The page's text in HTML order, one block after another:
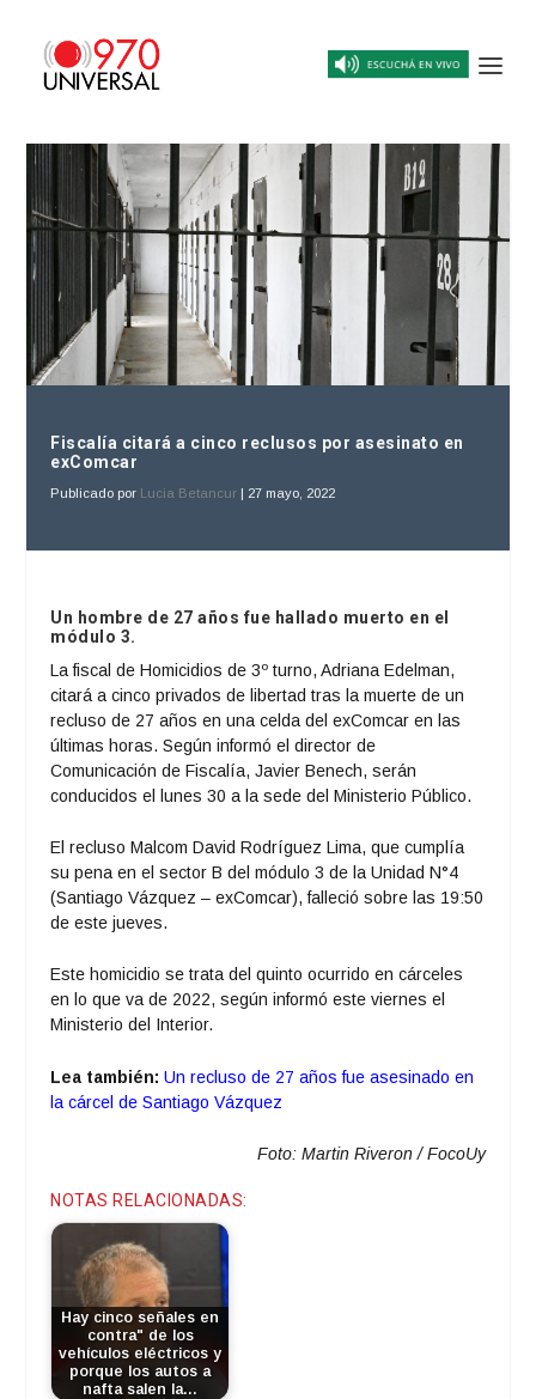
Fiscalía citará a cinco reclusos por asesinato en
exComcar
Publicado por Lucia Betancur | 27 mayo, 2022
Un hombre de 27 años fue hallado muerto en el
módulo 3.
La fiscal de Homicidios de 3º turno, Adriana Edelman,
citará a cinco privados de libertad tras la muerte de un
recluso de 27 años en una celda del exComcar en las
últimas horas. Según informó el director de
Comunicación de Fiscalía, Javier Benech, serán
conducidos el lunes 30 a la sede del Ministerio Público.
El recluso Malcom David Rodríguez Lima, que cumplía
su pena en el sector B del módulo 3 de la Unidad N°4
(Santiago Vázquez – exComcar), falleció sobre las 19:50
de este jueves.
Este homicidio se trata del quinto ocurrido en cárceles
en lo que va de 2022, según informó este viernes el
Ministerio del Interior.
Lea también: Un recluso de 27 años fue asesinado en
la cárcel de Santiago Vázquez
Foto: Martin Riveron / FocoUy
NOTAS RELACIONADAS:
Hay cinco señales en
contra" de los
vehículos eléctricos y
porque los autos a
nafta salen la…